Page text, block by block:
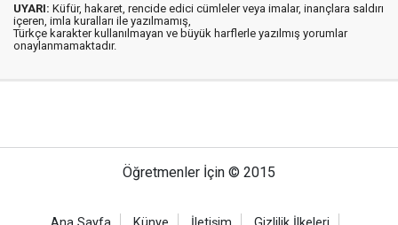
UYARI: Küfür, hakaret, rencide edici cümleler veya imalar, inançlara saldırı
içeren, imla kuralları ile yazılmamış,
Türkçe karakter kullanılmayan ve büyük harflerle yazılmış yorumlar
onaylanmamaktadır.
Öğretmenler İçin © 2015